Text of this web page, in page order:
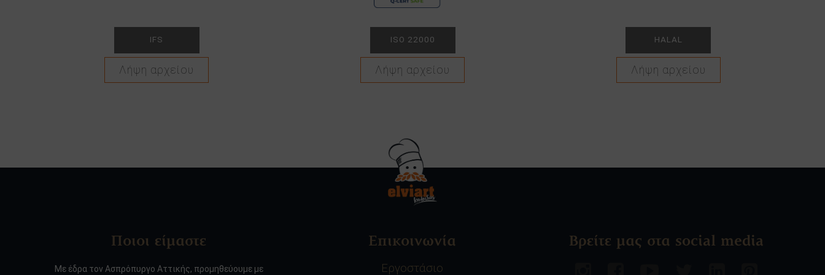
IFS
Λήψη αρχείου
ISO 22000
Λήψη αρχείου
HALAL
Λήψη αρχείου
Ποιοι είμαστε
Με έδρα τον Ασπρόπυργο Αττικής, προμηθεύουμε με
Επικοινωνία
Εργοστάσιο
Βρείτε μας στα social media